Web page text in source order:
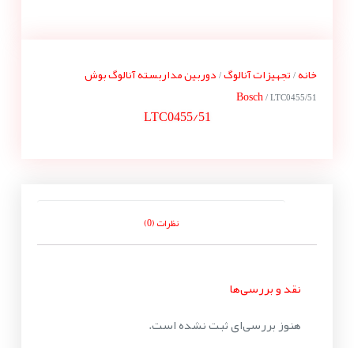
خانه/ تجهیزات آنالوگ/ دوربین مداربسته آنالوگ بوش
Bosch / LTC0455/51
LTC0455/51
نظرات (0)
نقد و بررسی‌ها
هنوز بررسی‌ای ثبت نشده است.